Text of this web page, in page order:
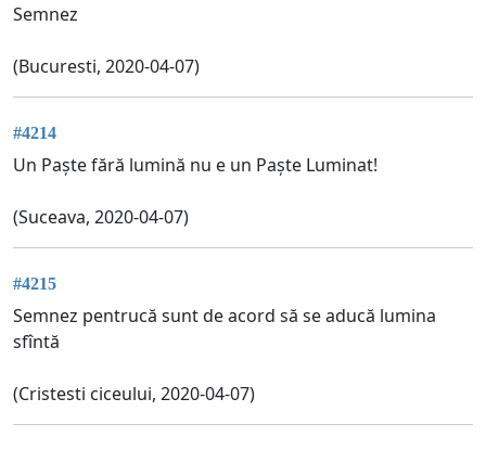
Semnez
(Bucuresti, 2020-04-07)
#4214
Un Paște fără lumină nu e un Paște Luminat!
(Suceava, 2020-04-07)
#4215
Semnez pentrucă sunt de acord să se aducă lumina
sfîntă
(Cristesti ciceului, 2020-04-07)